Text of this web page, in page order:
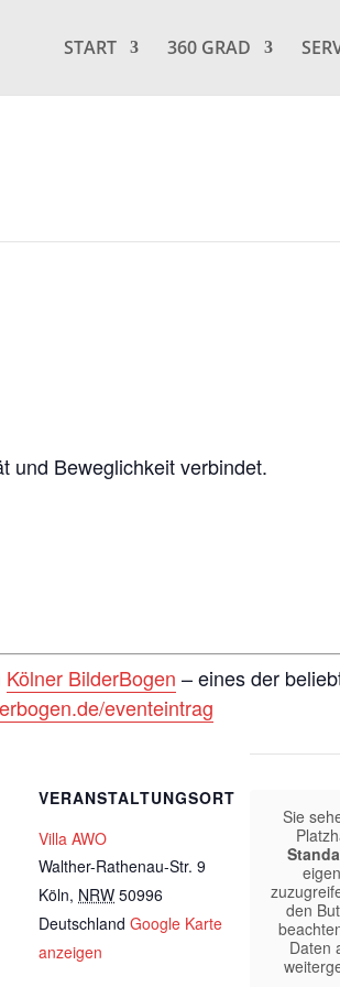
START 360 GRAD
und Beweglichkeit verbindet.
Kölner BilderBogen – eines der
eventeintrag
VERANSTALTUNGSORT
Villa AWO
Walther-Rathenau-Str. 9
Köln, NRW 50996
Deutschland Google Karte
anzeigen
Sie
den
Daten